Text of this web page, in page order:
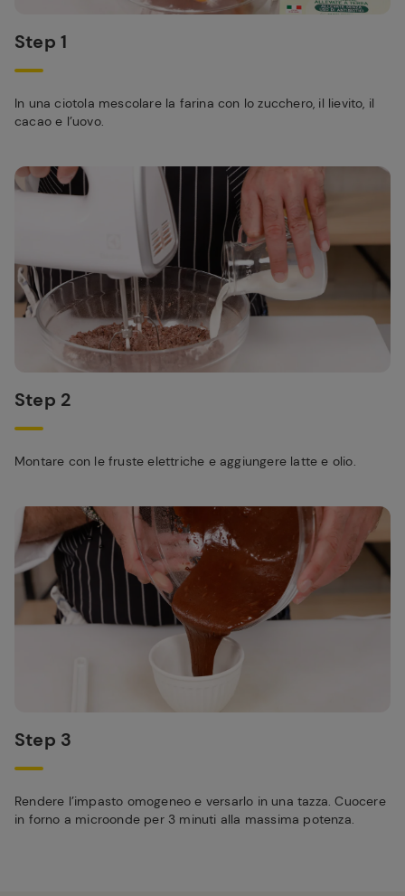
Step 1
In una ciotola mescolare la farina con lo zucchero, il lievito, il
cacao e l’uovo.
Step 2
Montare con le fruste elettriche e aggiungere latte e olio.
Step 3
Rendere l’impasto omogeneo e versarlo in una tazza. Cuocere
in forno a microonde per 3 minuti alla massima potenza.